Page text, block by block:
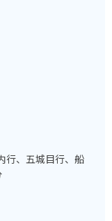
行、五城目行、船